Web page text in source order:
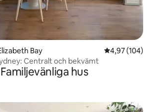
Bay 4,97 av 5 i
4,97 (104)
Centralt och bekvämt
Familjevänliga hus